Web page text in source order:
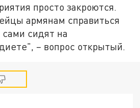
просто закроются.
армянам справиться
сами сидят на
– вопрос открытый.